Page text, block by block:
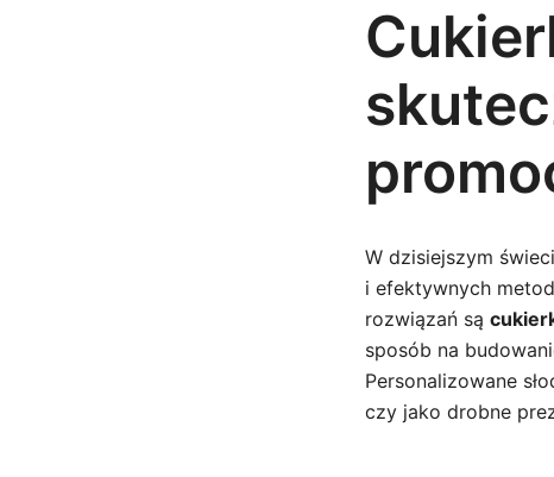
W dzisiejszym
i efektywnych
rozwiązań są
sposób na
Personalizowane
czy jako drobne